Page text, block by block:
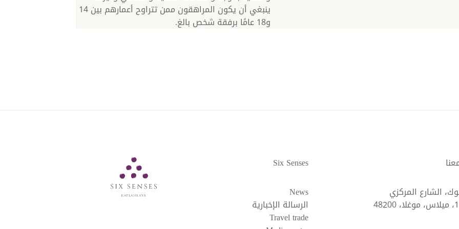
ينبغي أن يكون المراهقون ممن تتراوح أعمارهم بين 14
و18 عامًا برفقة شخص بالغ.
Six Senses
News
الرسالة الإخبارية
Travel trade
الشارع المركزي